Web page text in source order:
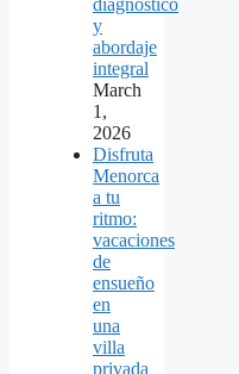
diagnóstico
y
abordaje
integral
March
1,
2026
Disfruta
Menorca
a tu
ritmo:
vacaciones
de
ensueño
en
una
villa
privada